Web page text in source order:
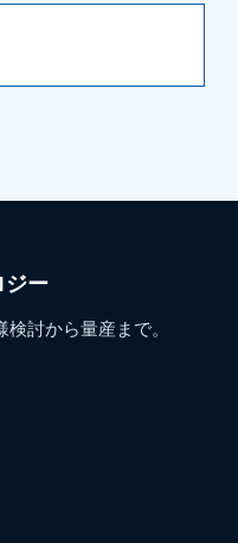
ジー
討から量産まで。